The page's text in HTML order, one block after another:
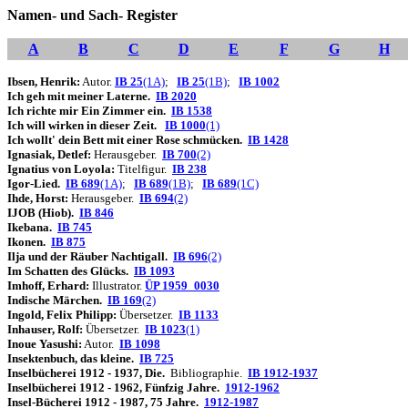
Namen- und Sach- Register
A B C D E F G H
Ibsen, Henrik: Autor. IB 25(1A); IB 25(1B); IB 1002
Ich geh mit meiner Laterne. IB 2020
Ich richte mir Ein Zimmer ein. IB 1538
Ich will wirken in dieser Zeit. IB 1000(1)
Ich wollt' dein Bett mit einer Rose schmücken. IB 1428
Ignasiak, Detlef: Herausgeber. IB 700(2)
Ignatius von Loyola: Titelfigur. IB 238
Igor-Lied. IB 689(1A); IB 689(1B); IB 689(1C)
Ihde, Horst: Herausgeber. IB 694(2)
IJOB (Hiob). IB 846
Ikebana. IB 745
Ikonen. IB 875
Ilja und der Räuber Nachtigall. IB 696(2)
Im Schatten des Glücks. IB 1093
Imhoff, Erhard: Illustrator. ÜP 1959_0030
Indische Märchen. IB 169(2)
Ingold, Felix Philipp: Übersetzer. IB 1133
Inhauser, Rolf: Übersetzer. IB 1023(1)
Inoue Yasushi: Autor. IB 1098
Insektenbuch, das kleine. IB 725
Inselbücherei 1912 - 1937, Die. Bibliographie. IB 1912-1937
Inselbücherei 1912 - 1962, Fünfzig Jahre. 1912-1962
Insel-Bücherei 1912 - 1987, 75 Jahre. 1912-1987